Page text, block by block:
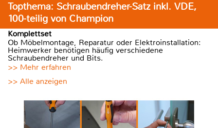
Topthema: Schraubendreher-Satz inkl. VDE,
100-teilig von Champion
Komplettset
Ob Möbelmontage, Reparatur oder Elektroinstallation:
Heimwerker benötigen häufig verschiedene
Schraubendreher und Bits.
>> Mehr erfahren
>> Alle anzeigen